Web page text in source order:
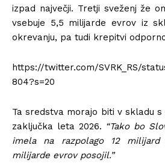
izpad največji. Tretji sveženj že
vsebuje 5,5 milijarde evrov iz
okrevanju, pa tudi krepitvi
https://twitter.com/SVRK_RS/
804?s=20
Ta sredstva morajo biti v skladu
zaključka leta 2026. “Tako bo
imela na razpolago 12
milijarde evrov posojil.”